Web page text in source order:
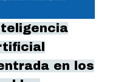
en los